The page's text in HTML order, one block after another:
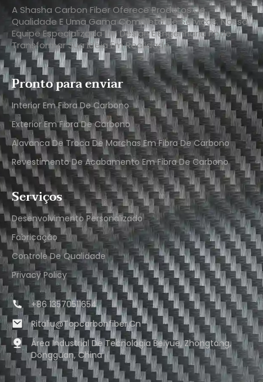
A Shasha Carbon Fiber Oferece Produtos De
Qualidade E Uma Gama Completa De Serviços. Nossa
Equipe Especializada Em Design E Engenharia Pode
Transformar Sua Ideia Em Realidade.
Pronto para enviar
Interior Em Fibra De Carbono
Exterior Em Fibra De Carbono
Alavanca De Troca De Marchas Em Fibra De Carbono
Revestimento De Acabamento Em Fibra De Carbono
Serviços
Desenvolvimento Personalizado
Fabricação
Controle De Qualidade
Privacy Policy
+86 13570511654
Ritaliu@topcarbonfiber.cn
Área Industrial De Tecnologia Beiyue, Zhongtang,
Dongguan, China